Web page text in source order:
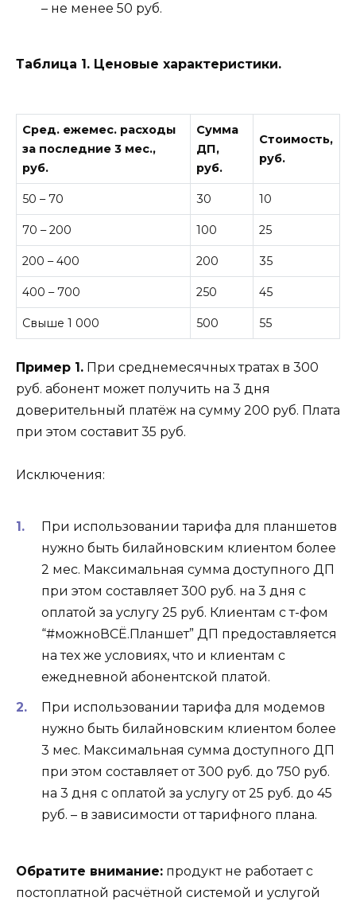
– не менее 50 руб.
Таблица 1. Ценовые характеристики.
Сред. ежемес. расходы
за последние 3 мес.,
руб.
Сумма
ДП,
руб.
Стоимость,
руб.
50 – 70 30 10
70 – 200 100 25
200 – 400 200 35
400 – 700 250 45
Свыше 1 000 500 55
Пример 1. При среднемесячных тратах в 300
руб. абонент может получить на 3 дня
доверительный платёж на сумму 200 руб. Плата
при этом составит 35 руб.
Исключения:
При использовании тарифа для планшетов
нужно быть билайновским клиентом более
2 мес. Максимальная сумма доступного ДП
при этом составляет 300 руб. на 3 дня с
оплатой за услугу 25 руб. Клиентам с т-фом
“#можноВСЁ.Планшет” ДП предоставляется
на тех же условиях, что и клиентам с
ежедневной абонентской платой.
При использовании тарифа для модемов
нужно быть билайновским клиентом более
3 мес. Максимальная сумма доступного ДП
при этом составляет от 300 руб. до 750 руб.
на 3 дня с оплатой за услугу от 25 руб. до 45
руб. – в зависимости от тарифного плана.
Обратите внимание: продукт не работает с
постоплатной расчётной системой и услугой